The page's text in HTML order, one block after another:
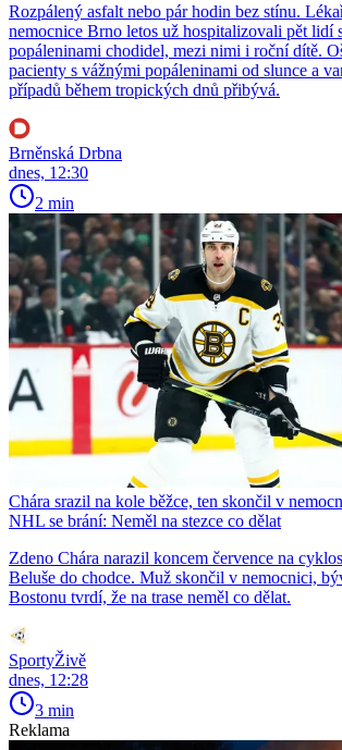
Rozpálený asfalt nebo pár hodin bez stínu.
nemocnice Brno letos už hospitalizovali pět lidí
popáleninami chodidel, mezi nimi i roční dítě.
pacienty s vážnými popáleninami od slunce a
případů během tropických dnů přibývá.
Brněnská Drbna
dnes, 12:30
2 min
Chára srazil na kole běžce, ten skončil v
NHL se brání: Neměl na stezce co dělat
Zdeno Chára narazil koncem července na
Beluše do chodce. Muž skončil v nemocnici,
Bostonu tvrdí, že na trase neměl co dělat.
SportyŽivě
dnes, 12:28
3 min
Reklama